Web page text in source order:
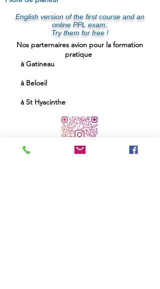
English version of the first course and an
online PPL exam;
Try them for free !
Nos parternaires avion pour la formation
pratique
à Gatineau
à Beloeil​
à St Hyacinthe